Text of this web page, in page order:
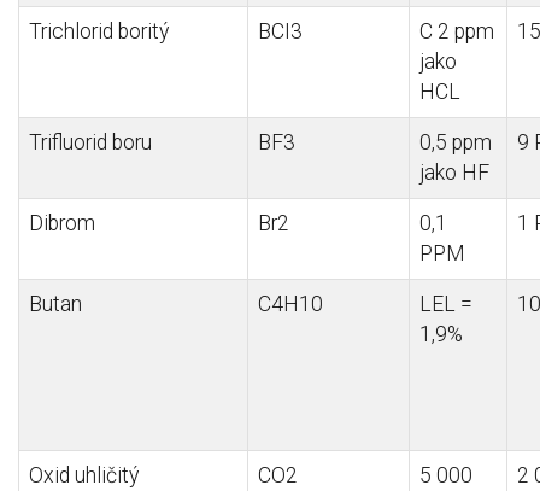
Trichlorid boritý BCI3
C 2 ppm
jako
HCL
Trifluorid boru BF3
0,5 ppm
jako HF
9
Dibrom Br2
0,1
PPM
1
Butan C4H10
LEL =
1,9%
Oxid uhličitý CO2
5 000
2